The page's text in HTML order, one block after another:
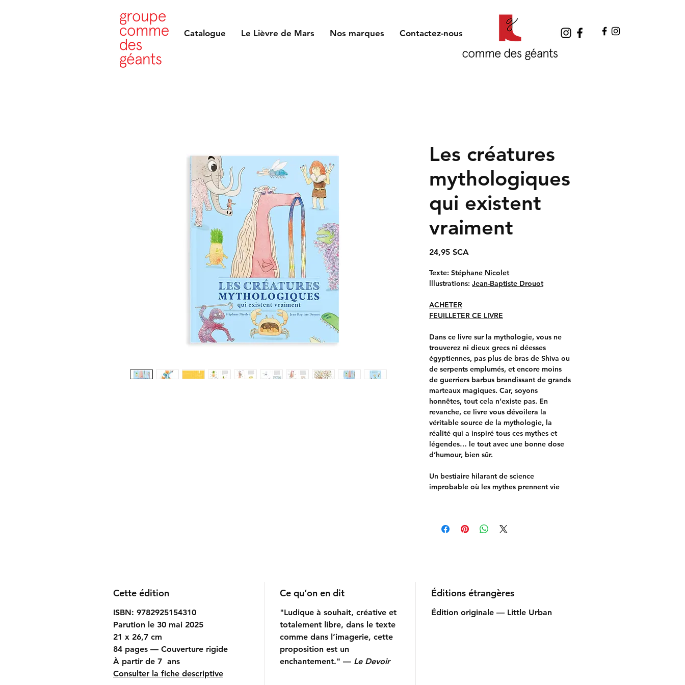
Catalogue Le Lièvre de Mars Nos marques Contactez-nous
Les créatures
mythologiques
qui existent
vraiment
24,95 $CA
Texte: Stéphane Nicolet
lllustrations: Jean-Baptiste Drouot
ACHETER
FEUILLETER CE LIVRE
Dans ce livre sur la mythologie, vous ne
trouverez ni dieux grecs ni déesses
égyptiennes, pas plus de bras de Shiva ou
de serpents emplumés, et encore moins
de guerriers barbus brandissant de grands
marteaux magiques. Car, soyons
honnêtes, tout cela n’existe pas. En
revanche, ce livre vous dévoilera la
véritable source de la mythologie, la
réalité qui a inspiré tous ces mythes et
légendes… le tout avec une bonne dose
d’humour, bien sûr.
Un bestiaire hilarant de science
improbable où les mythes prennent vie
Cette édition
ISBN: 9782925154310
Parution le 30 mai 2025
21 x 26,7 cm
84 pages — Couverture rigide
À partir de 7 ans
Consulter la fiche descriptive
Ce qu’on en dit
"Ludique à souhait, créative et
totalement libre, dans le texte
comme dans l’imagerie, cette
proposition est un
enchantement." — Le Devoir
Éditions étrangères
Édition originale — Little Urban